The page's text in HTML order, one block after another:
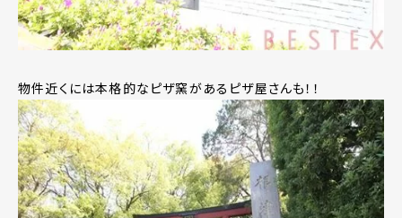
物件近くには本格的なピザ窯があるピザ屋さんも！！